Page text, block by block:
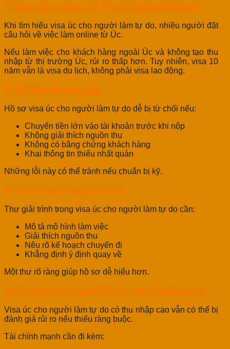
7. Làm việc online tại Úc có vi phạm không?
Khi tìm hiểu visa úc cho người làm tự do, nhiều người đặt
câu hỏi về việc làm online từ Úc.
Nếu làm việc cho khách hàng ngoài Úc và không tạo thu
nhập từ thị trường Úc, rủi ro thấp hơn. Tuy nhiên, visa 10
năm vẫn là visa du lịch, không phải visa lao động.
8. Sai lầm thường gặp
Hồ sơ visa úc cho người làm tự do dễ bị từ chối nếu:
Chuyển tiền lớn vào tài khoản trước khi nộp
Không giải thích nguồn thu
Không có bằng chứng khách hàng
Khai thông tin thiếu nhất quán
Những lỗi này có thể tránh nếu chuẩn bị kỹ.
9. Vai trò của thư giải trình
Thư giải trình trong visa úc cho người làm tự do cần:
Mô tả mô hình làm việc
Giải thích nguồn thu
Nêu rõ kế hoạch chuyến đi
Khẳng định ý định quay về
Một thư rõ ràng giúp hồ sơ dễ hiểu hơn.
10. Trường hợp người làm tự do thu nhập cao
Visa úc cho người làm tự do có thu nhập cao vẫn có thể bị
đánh giá rủi ro nếu thiếu ràng buộc.
Tài chính mạnh cần đi kèm: